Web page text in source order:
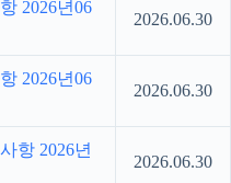
2026년06
2026.06.30
2026년06
2026.06.30
항 2026년
2026.06.30